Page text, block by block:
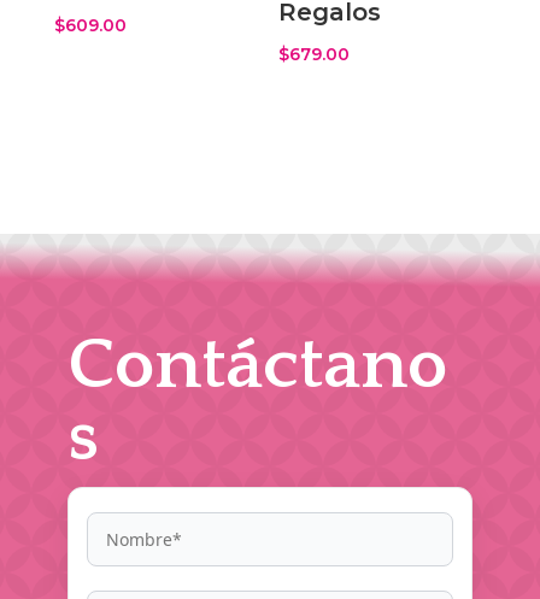
$609.00 Regalos
$679.00
Contáctano
s